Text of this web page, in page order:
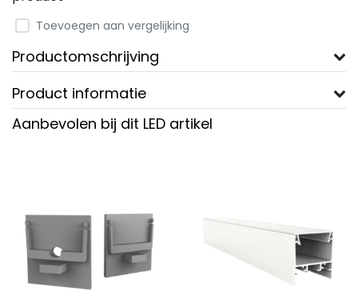
Toevoegen aan vergelijking
Productomschrijving
Product informatie
Aanbevolen bij dit LED artikel